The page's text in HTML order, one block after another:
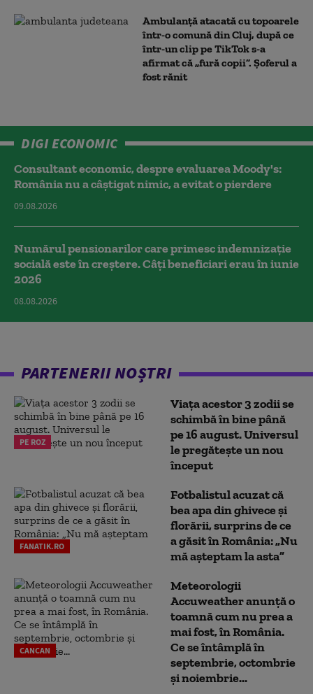
Ambulanţă atacată cu topoarele
într-o comună din Cluj, după ce
într-un clip pe TikTok s-a
afirmat că „fură copii”. Șoferul a
fost rănit
DIGI ECONOMIC
Consultant economic, despre evaluarea Moody's:
România nu a câştigat nimic, a evitat o pierdere
09.08.2026
Numărul pensionarilor care primesc indemnizaţie
socială este în creștere. Câți beneficiari erau în iunie
2026
08.08.2026
PARTENERII NOȘTRI
PE ROZ
Viața acestor 3 zodii se
schimbă în bine până
pe 16 august. Universul
le pregătește un nou
început
FANATIK.RO
Fotbalistul acuzat că
bea apa din ghivece și
florării, surprins de ce
a găsit în România: „Nu
mă așteptam la asta”
CANCAN
Meteorologii
Accuweather anunță o
toamnă cum nu prea a
mai fost, în România.
Ce se întâmplă în
septembrie, octombrie
și noiembrie...